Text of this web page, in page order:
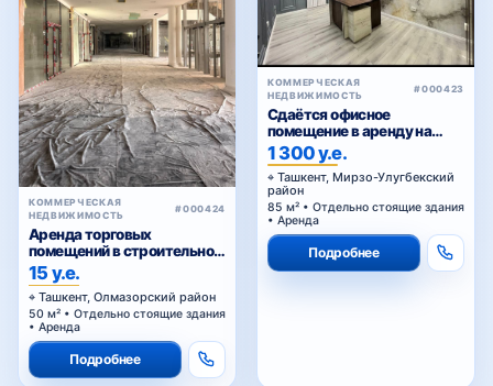
КОММЕРЧЕСКАЯ
НЕДВИЖИМОСТЬ
#000424
Аренда торговых
помещений в строительном
торговом центре у Жомий
базара в Ташкенте
15 у.е.
Ташкент, Олмазорский район
50 м² • Отдельно стоящие здания
• Аренда
Подробнее
КОММЕРЧЕСКАЯ
НЕДВИЖИМОСТЬ
#000423
Сдаётся офисное
помещение в аренду на
Паркенском
1 300 у.е.
Ташкент, Мирзо-Улугбекский
район
85 м² • Отдельно стоящие здания
• Аренда
Подробнее